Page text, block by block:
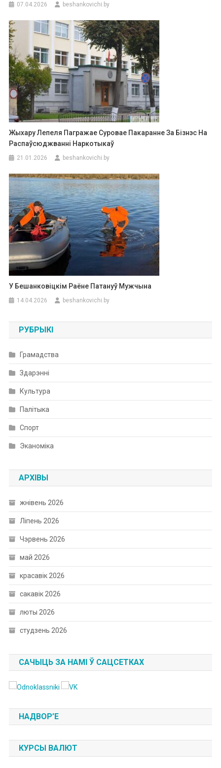
07.04.2026 beshankovichi.by
Жыхару Лепеля Пагражае Суровае Пакаранне За Бізнэс На
Распаўсюджванні Наркотыкаў
21.01.2026 beshankovichi.by
У Бешанковіцкім Раёне Патануў Мужчына
14.04.2026 beshankovichi.by
РУБРЫКІ
Грамадства
Здарэнні
Культура
Палітыка
Спорт
Эканоміка
АРХІВЫ
жнівень 2026
Ліпень 2026
Чэрвень 2026
май 2026
красавік 2026
сакавік 2026
люты 2026
студзень 2026
САЧЫЦЬ ЗА НАМІ Ў САЦСЕТКАХ
НАДВОР’Е
КУРСЫ ВАЛЮТ